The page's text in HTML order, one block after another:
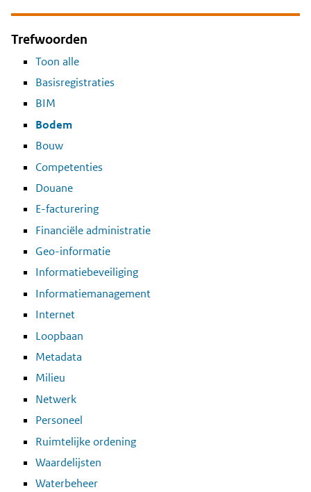
Trefwoorden
Toon alle
Basisregistraties
BIM
Bodem
Bouw
Competenties
Douane
E-facturering
Financiële administratie
Geo-informatie
Informatiebeveiliging
Informatiemanagement
Internet
Loopbaan
Metadata
Milieu
Netwerk
Personeel
Ruimtelijke ordening
Waardelijsten
Waterbeheer